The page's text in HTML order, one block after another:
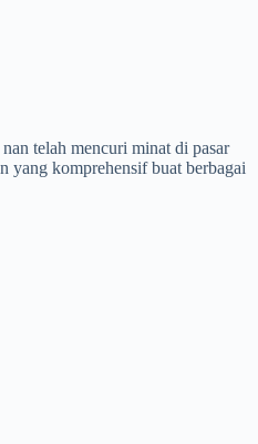
telah mencuri minat di pasar
yang komprehensif buat berbagai